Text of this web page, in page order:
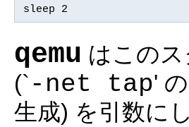
sleep 2
qemu はこの
(`-net tap'
生成) を引数に